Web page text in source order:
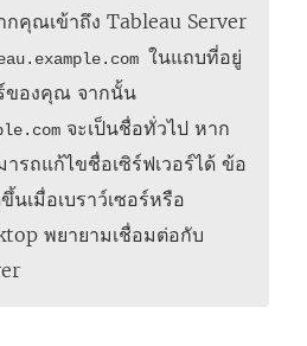
กคุณเข้าถึง Tableau Server
ในแถบที่อยู่
ของคุณ จากนั้น
จะเป็นชื่อทั่วไป หาก
รถแก้ไขชื่อเซิร์ฟเวอร์ได้ ข้อ
นเมื่อเบราว์เซอร์หรือ
พยายามเชื่อมต่อกับ